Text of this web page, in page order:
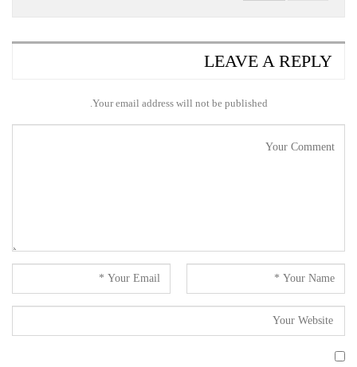
LEAVE A REPLY
Your email address will not be published.